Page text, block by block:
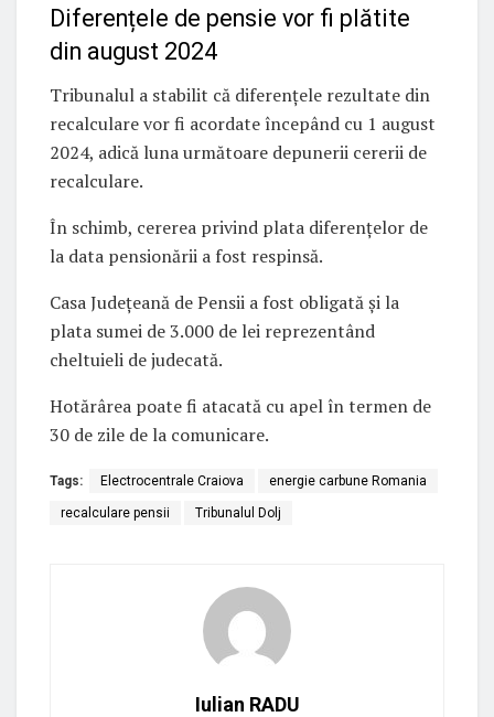
Diferențele de pensie vor fi plătite
din august 2024
Tribunalul a stabilit că diferențele rezultate din
recalculare vor fi acordate începând cu 1 august
2024, adică luna următoare depunerii cererii de
recalculare.
În schimb, cererea privind plata diferențelor de
la data pensionării a fost respinsă.
Casa Județeană de Pensii a fost obligată și la
plata sumei de 3.000 de lei reprezentând
cheltuieli de judecată.
Hotărârea poate fi atacată cu apel în termen de
30 de zile de la comunicare.
Tags: Electrocentrale Craiova energie carbune Romania
recalculare pensii Tribunalul Dolj
Iulian RADU